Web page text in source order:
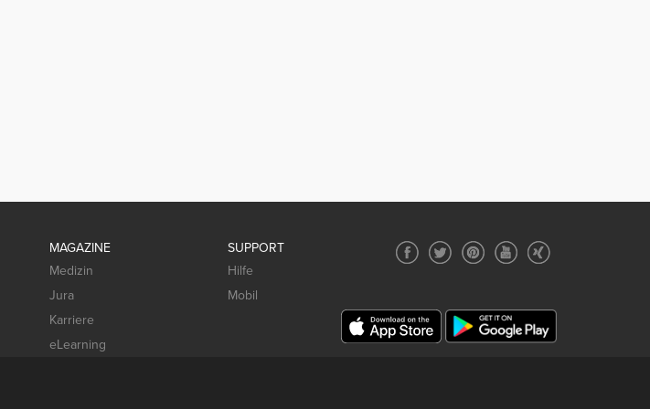
MAGAZINE
Medizin
Jura
Karriere
eLearning
SUPPORT
Hilfe
Mobil